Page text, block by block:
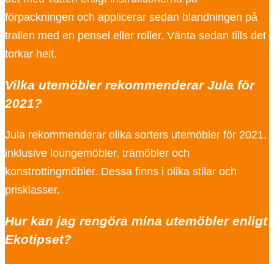
förpackningen och applicerar sedan blandningen på
trallen med en pensel eller roller. Vänta sedan tills det
torkar helt.
Vilka utemöbler rekommenderar Jula för
2021?
Jula rekommenderar olika sorters utemöbler för 2021,
inklusive loungemöbler, trämöbler och
konstrottingmöbler. Dessa finns i olika stilar och
prisklasser.
Hur kan jag rengöra mina utemöbler enligt
Ekotipset?